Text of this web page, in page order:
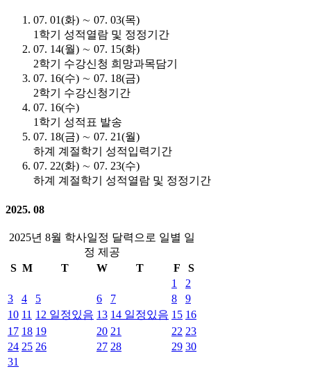
07. 01(화) ∼ 07. 03(목)
1학기 성적열람 및 정정기간
07. 14(월) ∼ 07. 15(화)
2학기 수강신청 희망과목담기
07. 16(수) ∼ 07. 18(금)
2학기 수강신청기간
07. 16(수)
1학기 성적표 발송
07. 18(금) ∼ 07. 21(월)
하계 계절학기 성적입력기간
07. 22(화) ∼ 07. 23(수)
하계 계절학기 성적열람 및 정정기간
2025. 08
2025년 8월 학사일정 달력으로 일별 일
정 제공
S M T W T F
S
1
2
3
4 5 6 7 8
9
10 11 12 일정있음 13 14 일정있음 15 16
17 18 19 20 21 22 23
24 25 26 27 28 29 30
31